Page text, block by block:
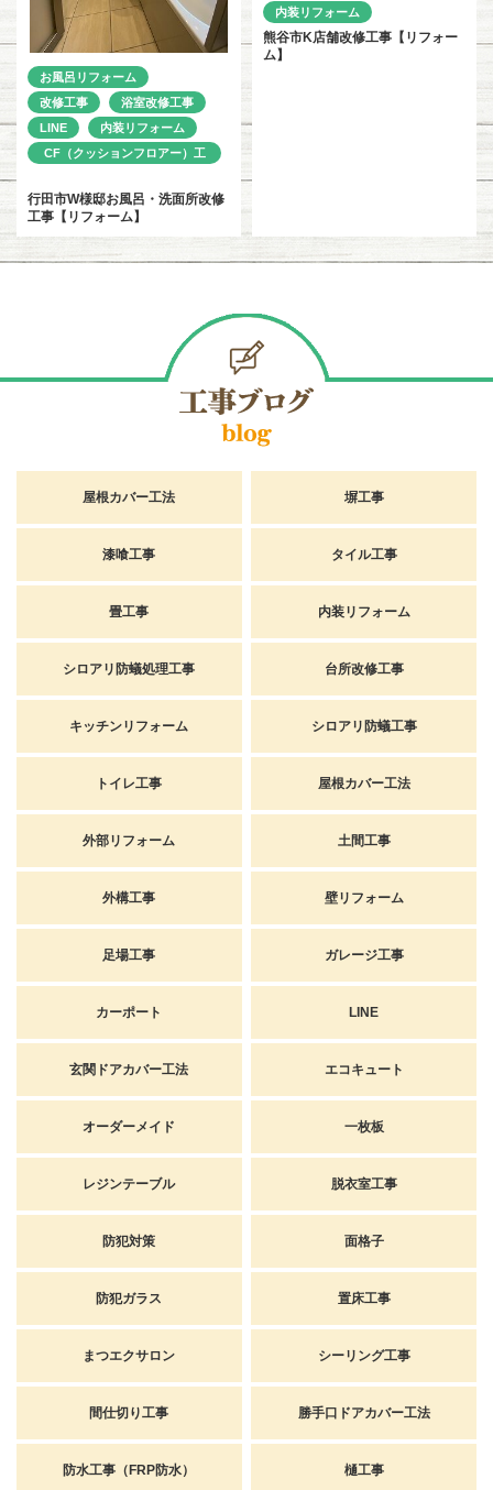
お風呂リフォーム
改修工事
浴室改修工事
LINE
内装リフォーム
CF（クッションフロアー）工
行田市W様邸お風呂・洗面所改修
工事【リフォーム】
内装リフォーム
熊谷市K店舗改修工事【リフォー
ム】
屋根カバー工法 塀工事
漆喰工事 タイル工事
畳工事 内装リフォーム
シロアリ防蟻処理工事 台所改修工事
キッチンリフォーム シロアリ防蟻工事
トイレ工事 屋根カバー工法
外部リフォーム 土間工事
外構工事 壁リフォーム
足場工事 ガレージ工事
カーポート LINE
玄関ドアカバー工法 エコキュート
オーダーメイド 一枚板
レジンテーブル 脱衣室工事
防犯対策 面格子
防犯ガラス 置床工事
まつエクサロン シーリング工事
間仕切り工事 勝手口ドアカバー工法
防水工事（FRP防水） 樋工事